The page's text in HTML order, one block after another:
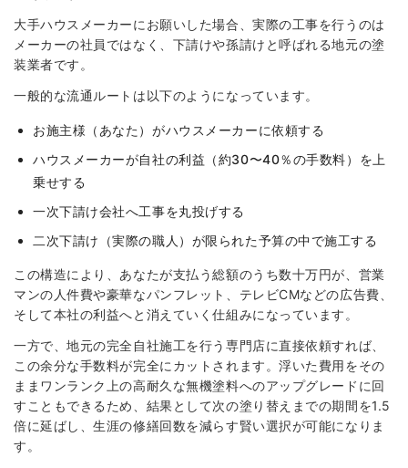
大手ハウスメーカーにお願いした場合、実際の工事を行うのは
メーカーの社員ではなく、下請けや孫請けと呼ばれる地元の塗
装業者です。
一般的な流通ルートは以下のようになっています。
お施主様（あなた）がハウスメーカーに依頼する
ハウスメーカーが自社の利益（約30〜40％の手数料）を上
乗せする
一次下請け会社へ工事を丸投げする
二次下請け（実際の職人）が限られた予算の中で施工する
この構造により、あなたが支払う総額のうち数十万円が、営業
マンの人件費や豪華なパンフレット、テレビCMなどの広告費、
そして本社の利益へと消えていく仕組みになっています。
一方で、地元の完全自社施工を行う専門店に直接依頼すれば、
この余分な手数料が完全にカットされます。浮いた費用をその
ままワンランク上の高耐久な無機塗料へのアップグレードに回
すこともできるため、結果として次の塗り替えまでの期間を1.5
倍に延ばし、生涯の修繕回数を減らす賢い選択が可能になりま
す。